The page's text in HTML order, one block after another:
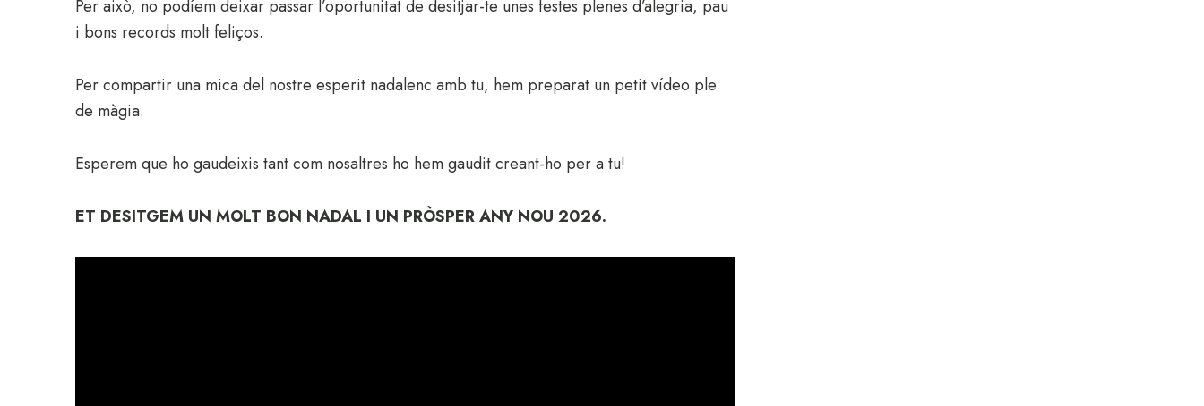
Per això, no podíem deixar passar l’oportunitat de desitjar-te unes festes plenes d’alegria, pau
i bons records molt feliços.
Per compartir una mica del nostre esperit nadalenc amb tu, hem preparat un petit vídeo ple
de màgia.
Esperem que ho gaudeixis tant com nosaltres ho hem gaudit creant-ho per a tu!
ET DESITGEM UN MOLT BON NADAL I UN PRÒSPER ANY NOU 2026.